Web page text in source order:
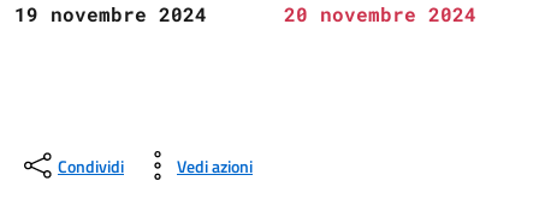
19 novembre 2024
20 novembre 2024
Condividi Vedi azioni